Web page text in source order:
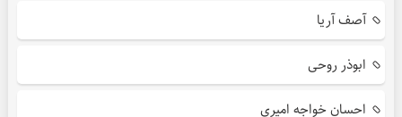
آصف آریا
ابوذر روحی
احسان خواجه امیری